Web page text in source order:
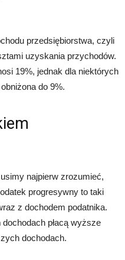
przedsiębiorstwa, czyli
uzyskania przychodów.
19%, jednak dla niektórych
do 9%.
najpierw zrozumieć,
progresywny to taki
z dochodem podatnika.
płacą wyższe
dochodach.